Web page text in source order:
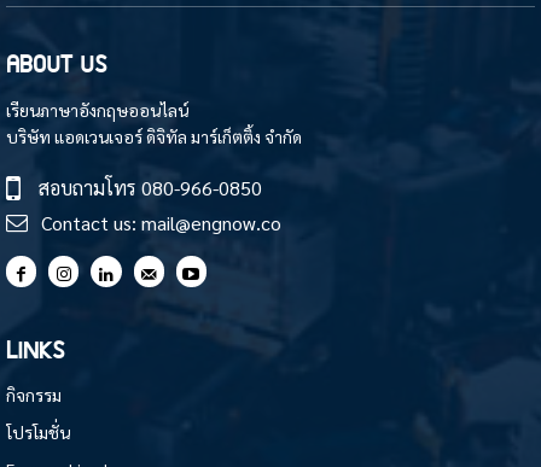
ABOUT US
เรียนภาษาอังกฤษออนไลน์
บริษัท แอดเวนเจอร์ ดิจิทัล มาร์เก็ตติ้ง จำกัด
สอบถามโทร 080-966-0850
Contact us: mail@engnow.co
LINKS
กิจกรรม
โปรโมชั่น